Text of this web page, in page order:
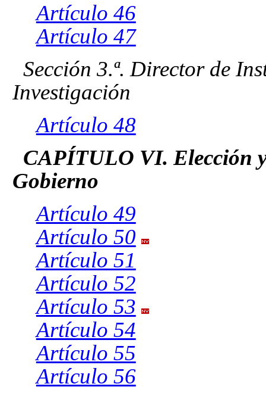
Artículo 46
Artículo 47
Sección 3.ª. Director de
Investigación
Artículo 48
CAPÍTULO VI. Elección
Gobierno
Artículo 49
Artículo 50
Artículo 51
Artículo 52
Artículo 53
Artículo 54
Artículo 55
Artículo 56